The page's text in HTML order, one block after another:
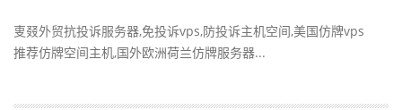
叓叕外贸抗投诉服务器,免投诉vps,防投诉主机空间,美国仿牌vps
推荐仿牌空间主机,国外欧洲荷兰仿牌服务器...